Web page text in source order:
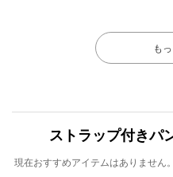
も
ストラップ付きパ
現在おすすめアイテムはありません。